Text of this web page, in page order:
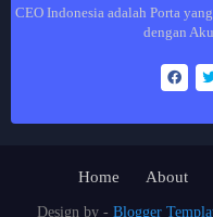
CEO Indonesia adalah Porta
dengan
Design by - Blogger
Home About